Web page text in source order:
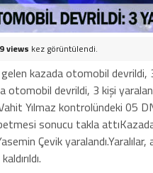
views kez görüntülendi.
kazada otomobil devrildi,
devrildi, 3 kişi
Yılmaz kontrolündeki 05
sonucu takla
Çevik